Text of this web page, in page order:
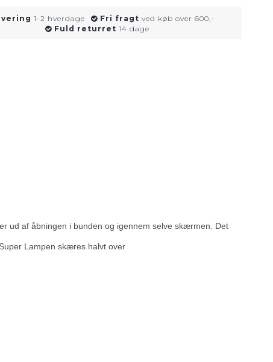
1-2 hverdage Fri fragt ved køb over 600,-
Fuld returret 14 dage
ud af åbningen i bunden og igennem selve skærmen. Det
Lampen skæres halvt over